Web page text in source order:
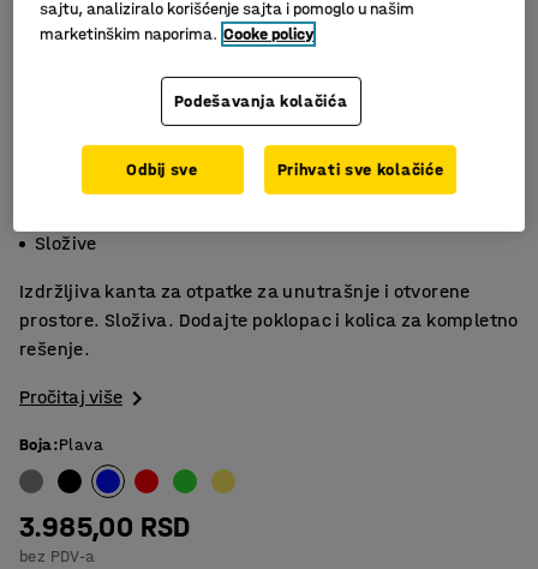
Dvostruke ručke
Složive
Izdržljiva kanta za otpatke za unutrašnje i otvorene
prostore. Složiva. Dodajte poklopac i kolica za kompletno
rešenje.
Pročitaj više
Boja:Plava
3.985,00 RSD
bez PDV-a
sajtu, analiziralo korišćenje sajta i pomoglo u našim
marketinškim naporima. Cooke policy
Podešavanja kolačića
Odbij sve Prihvati sve kolačiće